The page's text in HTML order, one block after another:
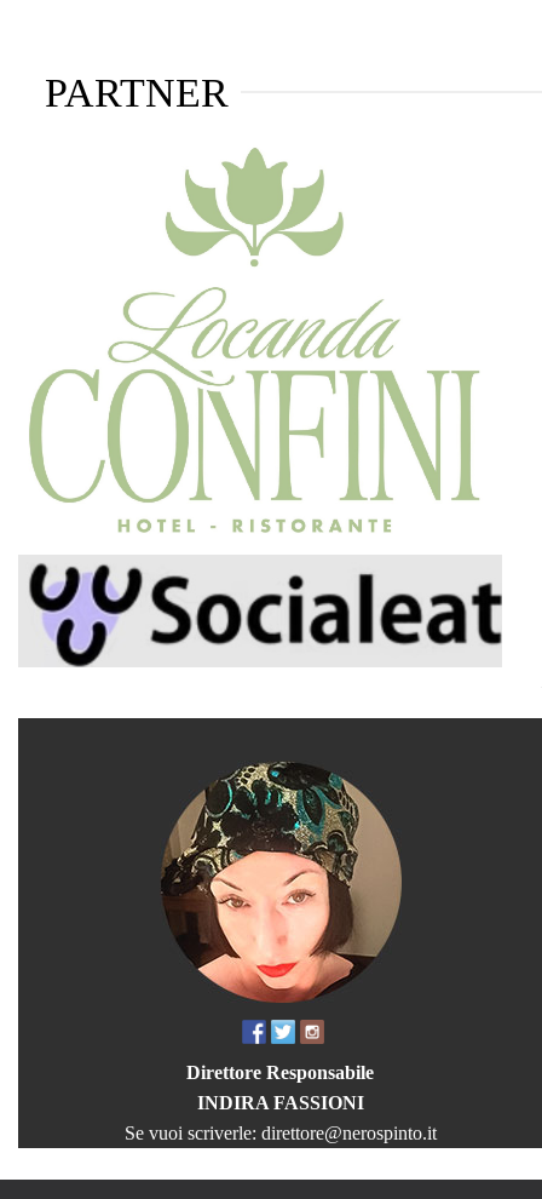
PARTNER
Direttore Responsabile
INDIRA FASSIONI
Se vuoi scriverle: direttore@nerospinto.it